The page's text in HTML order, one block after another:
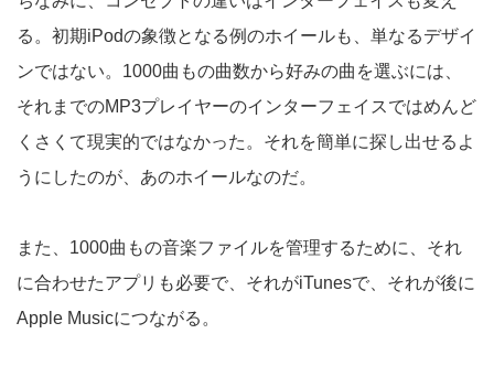
る。初期iPodの象徴となる例のホイールも、単なるデザイ
ンではない。1000曲もの曲数から好みの曲を選ぶには、
それまでのMP3プレイヤーのインターフェイスではめんど
くさくて現実的ではなかった。それを簡単に探し出せるよ
うにしたのが、あのホイールなのだ。
また、1000曲もの音楽ファイルを管理するために、それ
に合わせたアプリも必要で、それがiTunesで、それが後に
Apple Musicにつながる。